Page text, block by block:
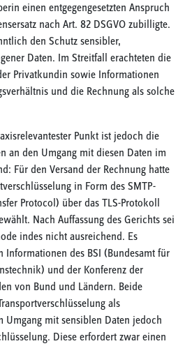
einen entgegengesetzten Anspruch
nach Art. 82 DSGVO zubilligte.
den Schutz sensibler,
Daten. Im Streitfall erachteten die
Privatkundin sowie Informationen
und die Rechnung als solche
Punkt ist jedoch die
an den Umgang mit diesen Daten im
Für den Versand der Rechnung hatte
in Form des SMTP-
Protocol) über das TLS-Protokoll
Nach Auffassung des Gerichts sei
indes nicht ausreichend. Es
des BSI (Bundesamt für
und der Konferenz der
von Bund und Ländern. Beide
als
Umgang mit sensiblen Daten jedoch
Diese erfordert zwar einen